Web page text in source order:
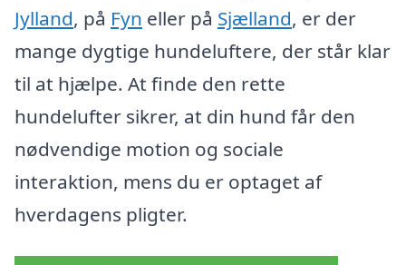
Jylland, på Fyn eller på Sjælland, er der
mange dygtige hundeluftere, der står klar
til at hjælpe. At finde den rette
hundelufter sikrer, at din hund får den
nødvendige motion og sociale
interaktion, mens du er optaget af
hverdagens pligter.